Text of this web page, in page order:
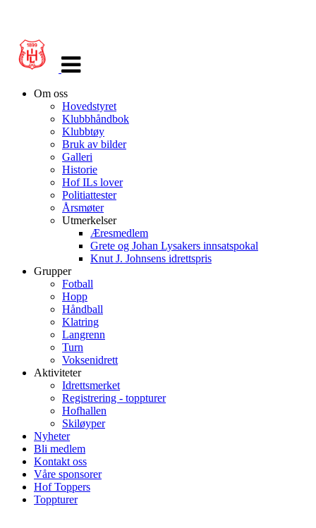
navigasjon
Om oss
Hovedstyret
Klubbhåndbok
Klubbtøy
Bruk av bilder
Galleri
Historie
Hof ILs lover
Politiattester
Årsmøter
Utmerkelser
Æresmedlem
Grete og Johan Lysakers innsatspokal
Knut J. Johnsens idrettspris
Grupper
Fotball
Hopp
Håndball
Klatring
Langrenn
Turn
Voksenidrett
Aktiviteter
Idrettsmerket
Registrering - toppturer
Hofhallen
Skiløyper
Nyheter
Bli medlem
Kontakt oss
Våre sponsorer
Hof Toppers
Toppturer